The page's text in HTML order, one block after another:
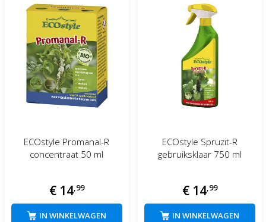
ECOstyle Promanal-R
concentraat 50 ml
€ 14,99
IN WINKELWAGEN
ECOstyle Spruzit-R
gebruiksklaar 750 ml
€ 14,99
IN WINKELWAGEN